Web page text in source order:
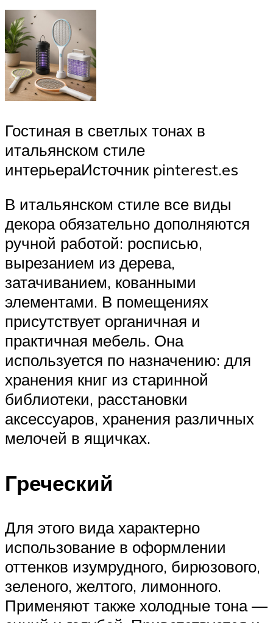
Гостиная в светлых тонах в
итальянском стиле
интерьераИсточник pinterest.es
В итальянском стиле все виды
декора обязательно дополняются
ручной работой: росписью,
вырезанием из дерева,
затачиванием, кованными
элементами. В помещениях
присутствует органичная и
практичная мебель. Она
используется по назначению: для
хранения книг из старинной
библиотеки, расстановки
аксессуаров, хранения различных
мелочей в ящичках.
Греческий
Для этого вида характерно
использование в оформлении
оттенков изумрудного, бирюзового,
зеленого, желтого, лимонного.
Применяют также холодные тона —